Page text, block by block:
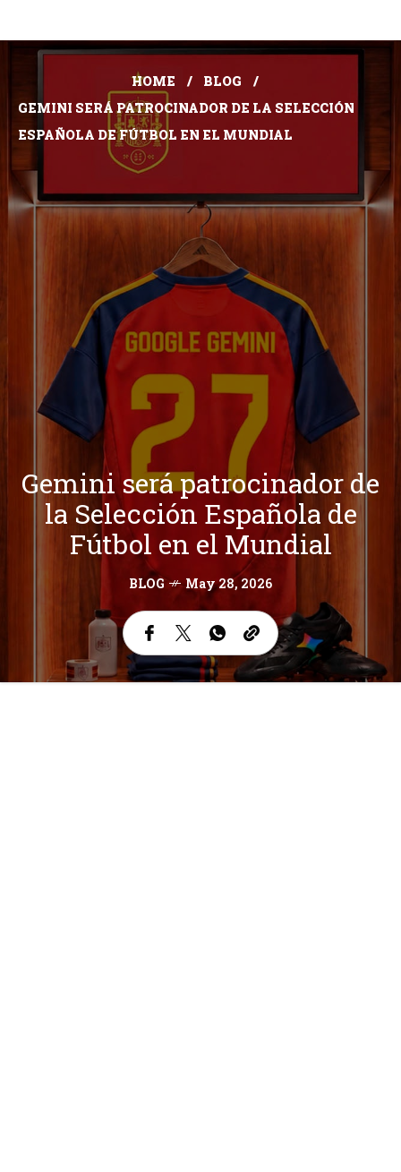
HOME
BLOG
GEMINI SERÁ PATROCINADOR DE LA SELECCIÓN
ESPAÑOLA DE FÚTBOL EN EL MUNDIAL
Gemini será patrocinador de
la Selección Española de
Fútbol en el Mundial
BLOG May 28, 2026